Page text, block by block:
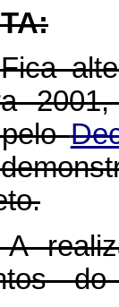
pelo